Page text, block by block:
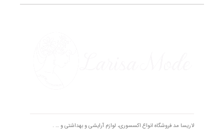
لاریسا مد فروشگاه انواع اکسسوری، لوازم آرایشی و بهداشتی و … .